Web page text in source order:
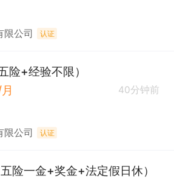
限公司 认证
险+经验不限）
40分钟前
限公司 认证
险一金+奖金+法定假日休）